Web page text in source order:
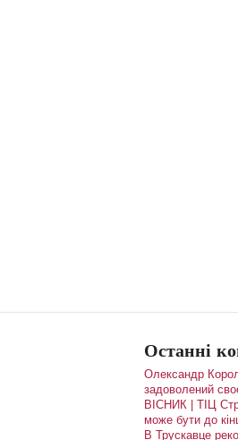
Останні
Олександр
задоволений
ВІСНИК | ТІЦ
може бути до
В Трускавце